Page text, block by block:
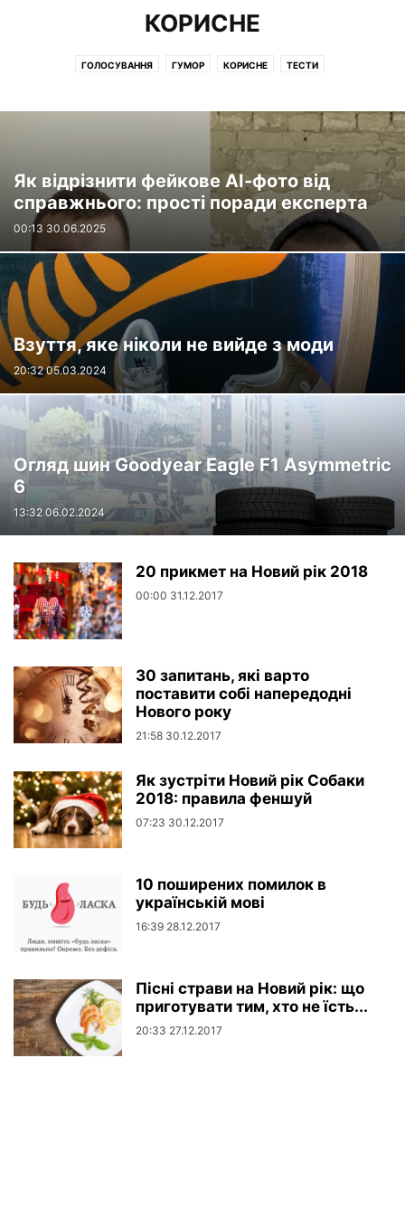
КОРИСНЕ
ГОЛОСУВАННЯ ГУМОР КОРИСНЕ ТЕСТИ
Як відрізнити фейкове AI‑фото від
справжнього: прості поради експерта
00:13 30.06.2025
Взуття, яке ніколи не вийде з моди
20:32 05.03.2024
Огляд шин Goodyear Eagle F1 Asymmetric
6
13:32 06.02.2024
20 прикмет на Новий рік 2018
00:00 31.12.2017
30 запитань, які варто
поставити собі напередодні
Нового року
21:58 30.12.2017
Як зустріти Новий рік Собаки
2018: правила феншуй
07:23 30.12.2017
10 поширених помилок в
українській мові
16:39 28.12.2017
Пісні страви на Новий рік: що
приготувати тим, хто не їсть...
20:33 27.12.2017